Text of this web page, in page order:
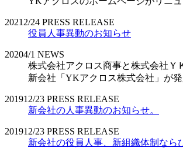
2021 2/24 PRESS RELEASE
役員人事異動のお知らせ
20204/1 NEWS
株式会社アクロス商事と株式会社Ｙ
新会社「YKアクロス株式会社」が発
201912/23 PRESS RELEASE
新会社の人事異動のお知らせ。
201912/23 PRESS RELEASE
新会社の役員人事、新組織体制なら